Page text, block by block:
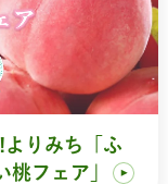
りみち「ふ
桃フェア」